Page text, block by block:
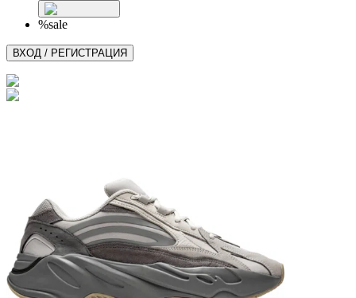
%sale
ВХОД / РЕГИСТРАЦИЯ